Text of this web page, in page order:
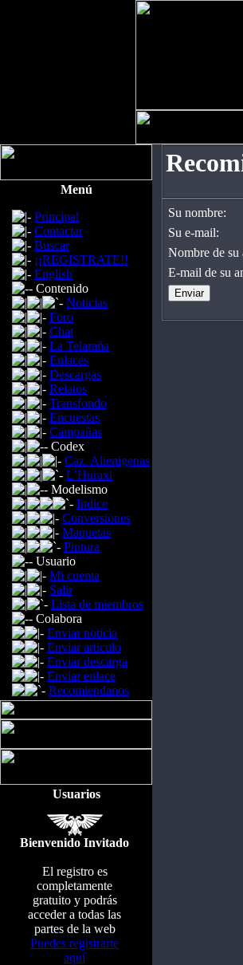
Menú
Principal
Contactar
Buscar
¡¡REGISTRATE!!
English
Contenido
Noticias
Foro
Chat
La Telaraña
Enlaces
Descargas
Relatos
Transfondo
Encuestas
Campañas
Codex
Caz. Alienigenas
L’Huraxi
Modelismo
Indice
Conversiones
Maquetas
Pintura
Usuario
Mi cuenta
Salir
Lista de miembros
Colabora
Enviar noticia
Enviar articulo
Enviar descarga
Enviar enlace
Recomiendanos
Usuarios
Bienvenido Invitado
El registro es
completamente
gratuito y podrás
acceder a todas las
partes de la web
Puedes registrarte
aquí
Su nombre:
Su e-mail:
Nombre de su
E-mail de su